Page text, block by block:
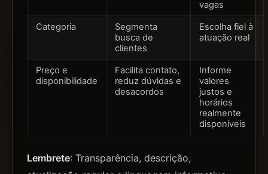
vagas
Categoria
Segmenta
busca de
clientes
Escolha fiel à
atuação real
Preço e
disponibilidade
Facilita contato,
reduz dúvidas e
desacordos
Informe
valores
justos e
horários
realmente
disponíveis
Lembrete: Transparência, descrição,